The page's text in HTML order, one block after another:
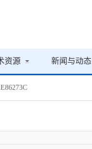
资源 新闻与动态